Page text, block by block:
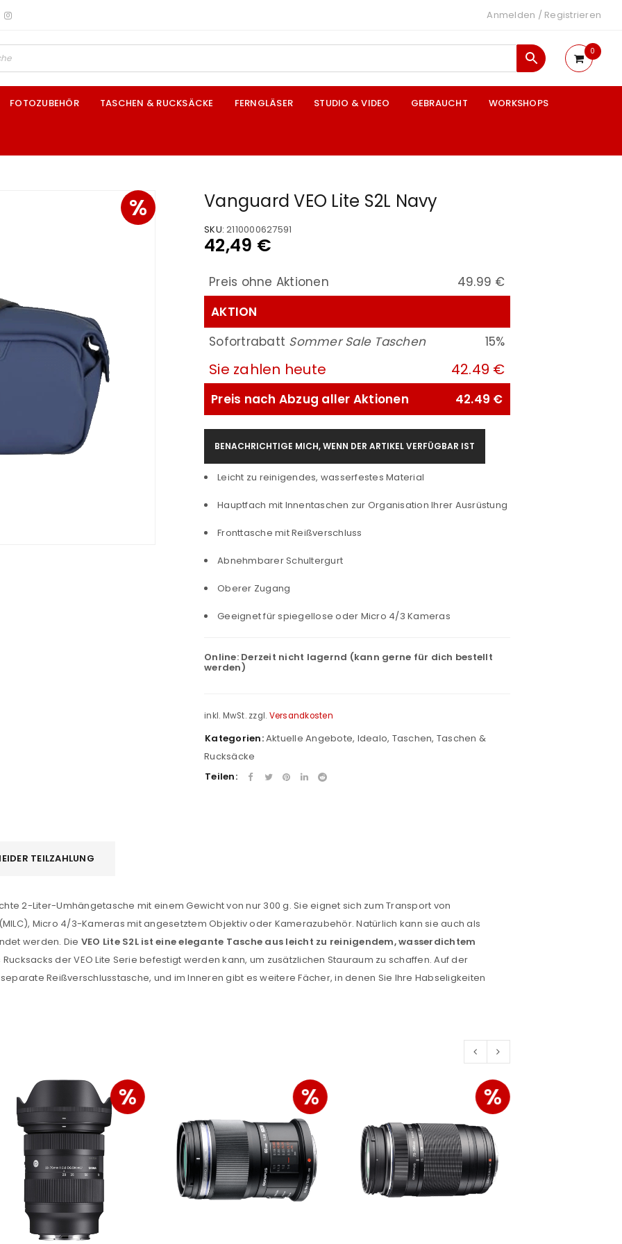
Ein Link zum Erstellen eines neuen Passworts wird an deine E-
Mail-Adresse gesendet.
Ja, ich möchte ein Kundenkonto eröffnen und akzeptiere die
REGISTRIEREN
Anmelden / Registrieren
0
FOTOZUBEHÖR TASCHEN & RUCKSÄCKE FERNGLÄSER STUDIO & VIDEO GEBRAUCHT WORKSHOPS
% Vanguard VEO Lite S2L Navy
SKU: 2110000627591
42,49 €
Preis ohne Aktionen
49.99 €
AKTION
Sofortrabatt Sommer Sale Taschen 15%
Sie zahlen heute 42.49 €
Preis nach Abzug aller Aktionen 42.49 €
BENACHRICHTIGE MICH, WENN DER ARTIKEL VERFÜGBAR IST
Leicht zu reinigendes, wasserfestes Material
Hauptfach mit Innentaschen zur Organisation Ihrer Ausrüstung
Fronttasche mit Reißverschluss
Abnehmbarer Schultergurt
Oberer Zugang
Geeignet für spiegellose oder Micro 4/3 Kameras
Online: Derzeit nicht lagernd (kann gerne für dich bestellt
werden)
inkl. MwSt. zzgl. Versandkosten
Kategorien:Aktuelle Angebote, Idealo, Taschen, Taschen &
Rucksäcke
Teilen:
TEILZAHLUNG
2-Liter-Umhängetasche mit einem Gewicht von nur 300 g. Sie eignet sich zum Transport von
Micro 4/3-Kameras mit angesetztem Objektiv oder Kamerazubehör. Natürlich kann sie auch als
werden. Die VEO Lite S2List eine elegante Tasche aus leicht zu reinigendem, wasserdichtem
der VEO Lite Serie befestigt werden kann, um zusätzlichen Stauraum zu schaffen. Auf der
Reißverschlusstasche, und im Inneren gibt es weitere Fächer, in denen Sie Ihre Habseligkeiten
% % %